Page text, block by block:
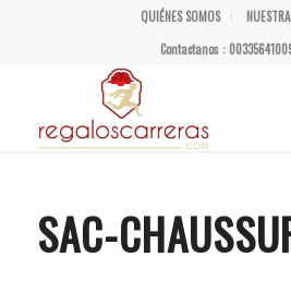
QUIÉNES SOMOS
Contactanos :
SAC-